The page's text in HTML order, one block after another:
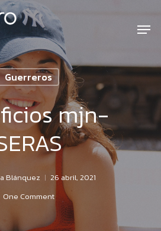
Guerreros
mjn-
Blánquez
26 abril, 2021
One Comment